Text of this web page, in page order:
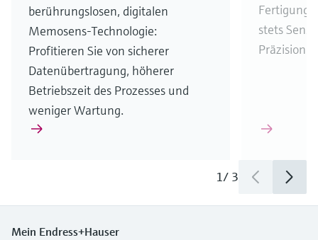
berührungslosen, digitalen
Memosens-Technologie:
Profitieren Sie von sicherer
Datenübertragung, höherer
Betriebszeit des Prozesses und
weniger Wartung.
stets
Präzision
1/ 3
Mein Endress+Hauser